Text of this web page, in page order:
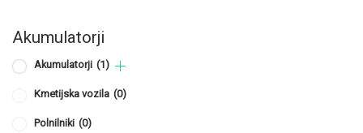
Akumulatorji
Akumulatorji (1)
Kmetijska vozila (0)
Polnilniki (0)